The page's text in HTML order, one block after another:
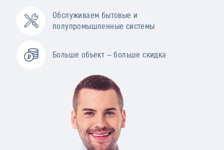
Обслуживаем бытовые и
полупромышленные системы
Больше объект — больше скидка